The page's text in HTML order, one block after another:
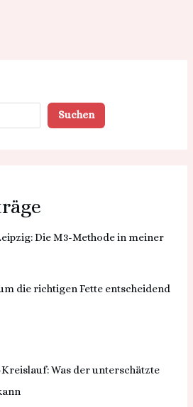
Suchen
Die M3-Methode in meiner
die richtigen Fette entscheidend
Was der unterschätzte